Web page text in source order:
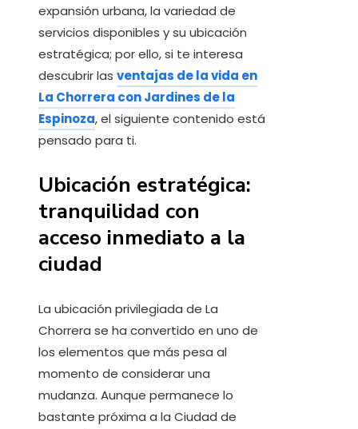
expansión urbana, la variedad de
servicios disponibles y su ubicación
estratégica; por ello, si te interesa
descubrir las ventajas de la vida en
La Chorrera con Jardines de la
Espinoza, el siguiente contenido está
pensado para ti.
Ubicación estratégica:
tranquilidad con
acceso inmediato a la
ciudad
La ubicación privilegiada de La
Chorrera se ha convertido en uno de
los elementos que más pesa al
momento de considerar una
mudanza. Aunque permanece lo
bastante próxima a la Ciudad de